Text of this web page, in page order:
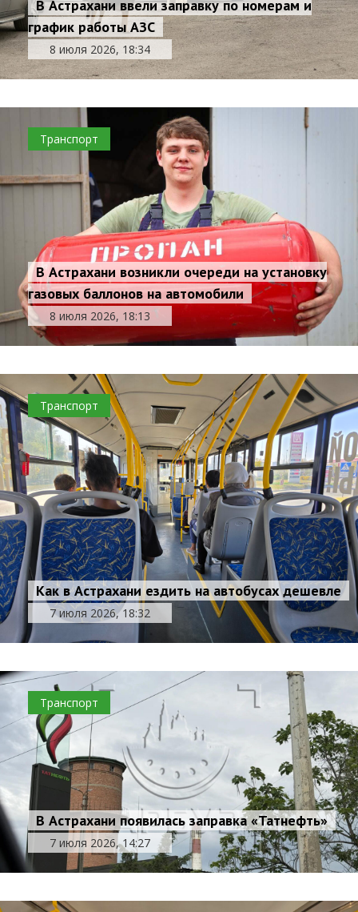
В Астрахани ввели заправку по номерам и
график работы АЗС
8 июля 2026, 18:34
Транспорт
В Астрахани возникли очереди на установку
газовых баллонов на автомобили
8 июля 2026, 18:13
Транспорт
Как в Астрахани ездить на автобусах дешевле
7 июля 2026, 18:32
Транспорт
В Астрахани появилась заправка «Татнефть»
7 июля 2026, 14:27